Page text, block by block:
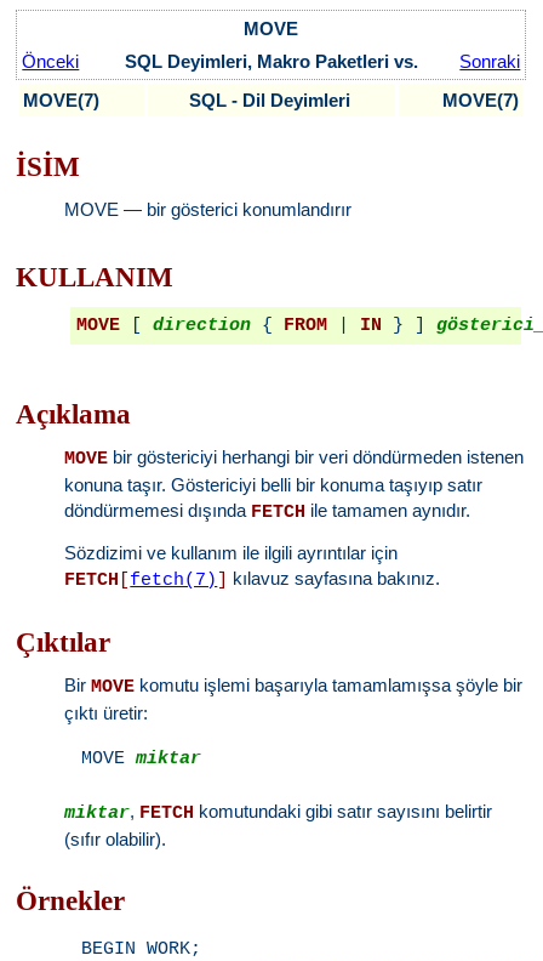
MOVE
Önceki
SQL Deyimleri, Makro Paketleri vs.
Sonraki
MOVE(7)
SQL - Dil Deyimleri MOVE(7)
İSİM
MOVE — bir gösterici konumlandırır
KULLANIM
MOVE [ direction { FROM | IN } ]
Açıklama
MOVE bir göstericiyi herhangi bir veri döndürmeden istenen
konuna taşır. Göstericiyi belli bir konuma taşıyıp satır
döndürmemesi dışında FETCH ile tamamen aynıdır.
Sözdizimi ve kullanım ile ilgili ayrıntılar için
FETCH
fetch(7) kılavuz sayfasına bakınız.
Çıktılar
BirMOVE komutu işlemi başarıyla tamamlamışsa şöyle bir
çıktı üretir:
MOVE miktar
miktar, FETCH komutundaki gibi satır sayısını belirtir
(sıfır olabilir).
Örnekler
BEGIN WORK;